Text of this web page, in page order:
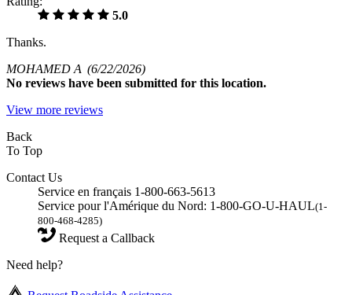
5.0
Thanks.
MOHAMED A (6/22/2026)
No reviews have been submitted for this location.
View more reviews
Back
To Top
Contact Us
Service en français 1-800-663-5613
Service pour l'Amérique du Nord: 1-800-GO-U-HAUL(1-
800-468-4285)
Request a Callback
Need help?